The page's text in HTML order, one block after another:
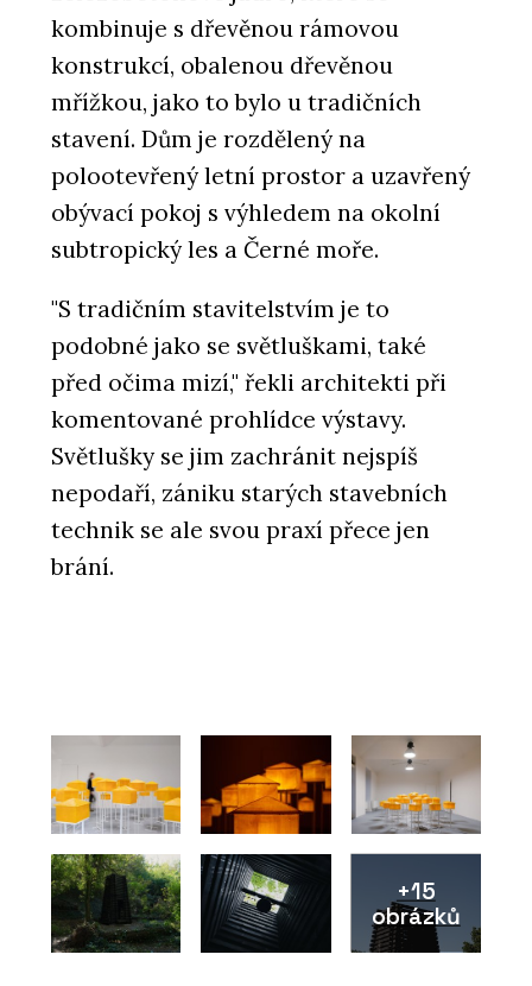
kombinuje s dřevěnou rámovou
konstrukcí, obalenou dřevěnou
mřížkou, jako to bylo u tradičních
stavení. Dům je rozdělený na
polootevřený letní prostor a uzavřený
obývací pokoj s výhledem na okolní
subtropický les a Černé moře.
"S tradičním stavitelstvím je to
podobné jako se světluškami, také
před očima mizí," řekli architekti při
komentované prohlídce výstavy.
Světlušky se jim zachránit nejspíš
nepodaří, zániku starých stavebních
technik se ale svou praxí přece jen
brání.
+15
obrázků